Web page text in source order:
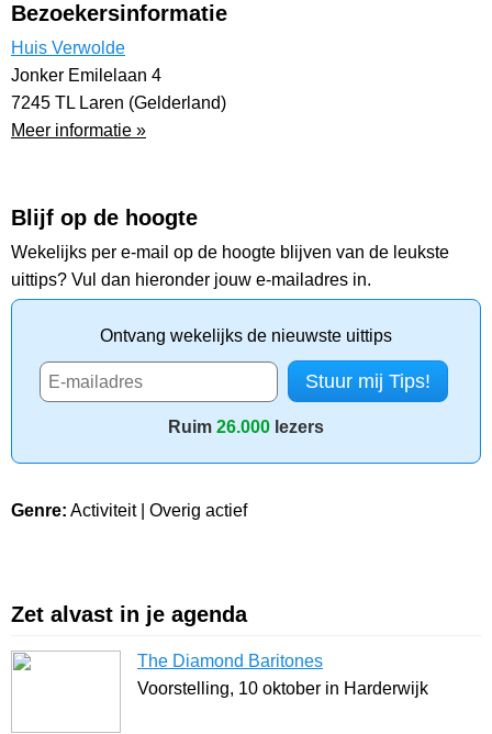
Bezoekersinformatie
Huis Verwolde
Jonker Emilelaan 4
7245 TL Laren (Gelderland)
Meer informatie »
Blijf op de hoogte
Wekelijks per e-mail op de hoogte blijven van de leukste
uittips? Vul dan hieronder jouw e-mailadres in.
Ontvang wekelijks de nieuwste uittips
Ruim 26.000 lezers
Genre: Activiteit | Overig actief
Zet alvast in je agenda
The Diamond Baritones
Voorstelling, 10 oktober in Harderwijk